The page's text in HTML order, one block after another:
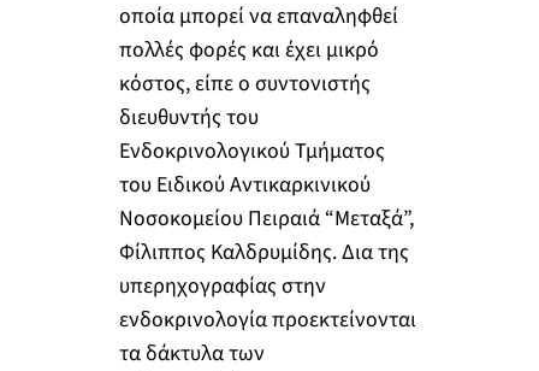
οποία μπορεί να επαναληφθεί
πολλές φορές και έχει μικρό
κόστος, είπε ο συντονιστής
διευθυντής του
Ενδοκρινολογικού Τμήματος
του Ειδικού Αντικαρκινικού
Νοσοκομείου Πειραιά “Μεταξά”,
Φίλιππος Καλδρυμίδης. Δια της
υπερηχογραφίας στην
ενδοκρινολογία προεκτείνονται
τα δάκτυλα των